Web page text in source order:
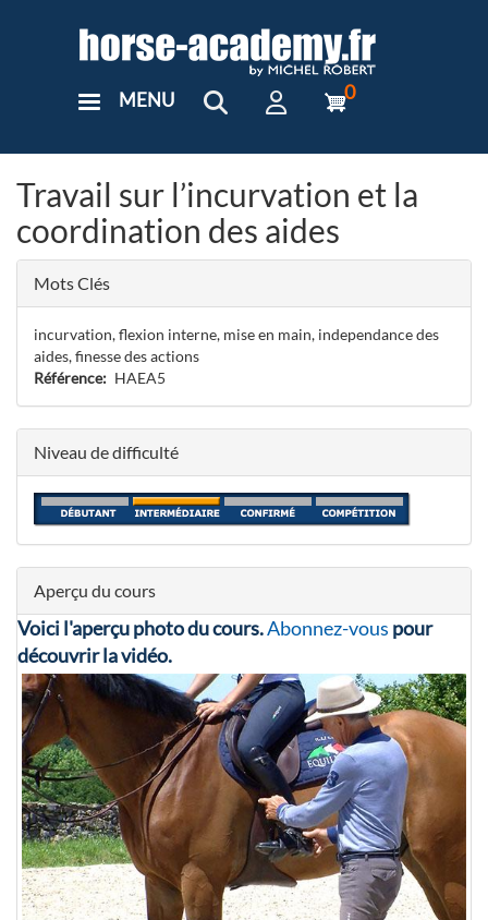
User
MENU 0
Travail sur l’incurvation et la
coordination des aides
Mots Clés
incurvation, flexion interne, mise en main, independance des
aides, finesse des actions
Référence
HAEA5
Niveau de difficulté
Aperçu du cours
Voici l'aperçu photo du cours.Abonnez-vous pour
découvrir la vidéo.